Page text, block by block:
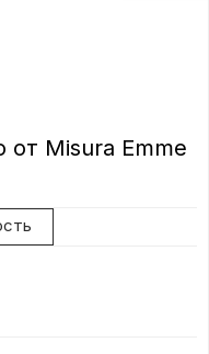
от Misura Emme